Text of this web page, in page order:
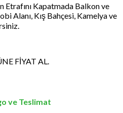
Etrafını Kapatmada Balkon ve
Alanı, Kış Bahçesi, Kamelya ve
FİYAT AL.
ve Teslimat